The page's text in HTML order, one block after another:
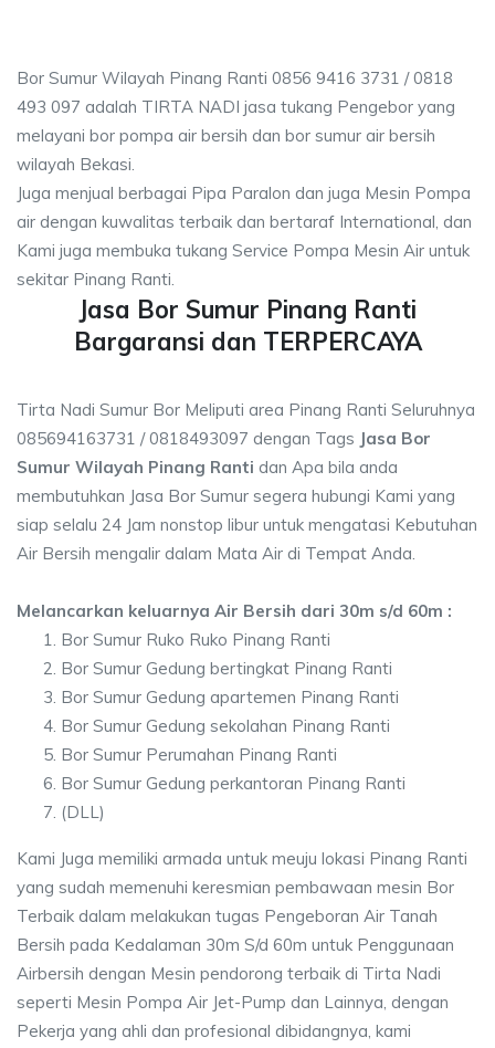
Bor Sumur Wilayah Pinang Ranti 0856 9416 3731 / 0818
493 097 adalah TIRTA NADI jasa tukang Pengebor yang
melayani bor pompa air bersih dan bor sumur air bersih
wilayah Bekasi.
Juga menjual berbagai Pipa Paralon dan juga Mesin Pompa
air dengan kuwalitas terbaik dan bertaraf International, dan
Kami juga membuka tukang Service Pompa Mesin Air untuk
sekitar Pinang Ranti.
Jasa Bor Sumur Pinang Ranti
Bargaransi dan TERPERCAYA
Tirta Nadi Sumur Bor Meliputi area Pinang Ranti Seluruhnya
085694163731 / 0818493097 dengan Tags Jasa Bor
Sumur Wilayah Pinang Ranti dan Apa bila anda
membutuhkan Jasa Bor Sumur segera hubungi Kami yang
siap selalu 24 Jam nonstop libur untuk mengatasi Kebutuhan
Air Bersih mengalir dalam Mata Air di Tempat Anda.
Melancarkan keluarnya Air Bersih dari 30m s/d 60m :
Bor Sumur Ruko Ruko Pinang Ranti
Bor Sumur Gedung bertingkat Pinang Ranti
Bor Sumur Gedung apartemen Pinang Ranti
Bor Sumur Gedung sekolahan Pinang Ranti
Bor Sumur Perumahan Pinang Ranti
Bor Sumur Gedung perkantoran Pinang Ranti
(DLL)
Kami Juga memiliki armada untuk meuju lokasi Pinang Ranti
yang sudah memenuhi keresmian pembawaan mesin Bor
Terbaik dalam melakukan tugas Pengeboran Air Tanah
Bersih pada Kedalaman 30m S/d 60m untuk Penggunaan
Airbersih dengan Mesin pendorong terbaik di Tirta Nadi
seperti Mesin Pompa Air Jet-Pump dan Lainnya, dengan
Pekerja yang ahli dan profesional dibidangnya, kami